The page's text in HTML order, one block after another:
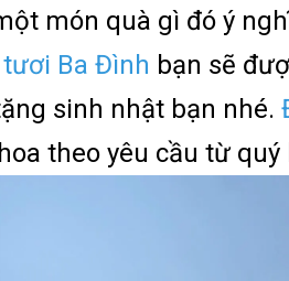
món quà gì đó ý
Ba Đình bạn sẽ
sinh nhật bạn nhé.
theo yêu cầu từ quý